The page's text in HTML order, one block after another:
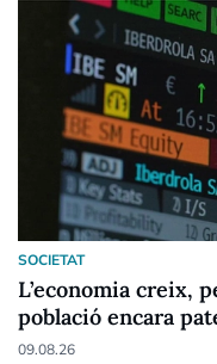
SOCIETAT
L’economia creix,
població encara
de mes
09.08.26